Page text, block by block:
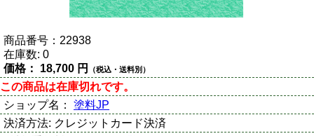
商品番号： 22938
在庫数: 0
価格： 18,700 円 （税込・送料別）
この商品は在庫切れです。
ショップ名： 塗料JP
決済方法: クレジットカード決済